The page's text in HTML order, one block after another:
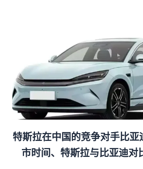
特斯拉在中国的竞争对手比亚
市时间、特斯拉与比亚迪对